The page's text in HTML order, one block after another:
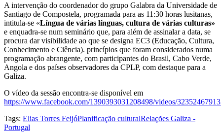
A intervenção do coordenador do grupo Galabra da Universidade de
Santiago de Compostela, programada para as 11:30 horas lusitanas,
intitula-se «Língua de várias línguas, cultura de várias culturas»
e enquadra-se num seminário que, para além de assinalar a data, se
procura dar visibilidade ao que se designa EC3 (Educação, Cultura,
Conhecimento e Ciência). princípios que foram considerados numa
programação abrangente, com participantes do Brasil, Cabo Verde,
Angola e dos países observadores da CPLP, com destaque para a
Galiza.
O vídeo da sessão encontra-se disponível em
https://www.facebook.com/1390393031208498/videos/
Tags: Elias Torres FeijóPlanificação culturalRelações Galiza -
Portugal